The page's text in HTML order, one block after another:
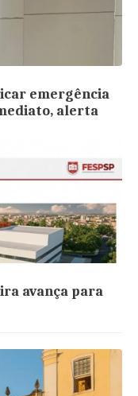
emergência
alerta
avança para